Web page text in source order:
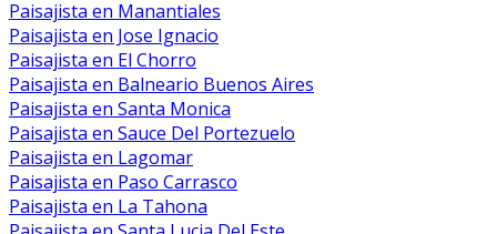
Paisajista en Manantiales
Paisajista en Jose Ignacio
Paisajista en El Chorro
Paisajista en Balneario Buenos Aires
Paisajista en Santa Monica
Paisajista en Sauce Del Portezuelo
Paisajista en Lagomar
Paisajista en Paso Carrasco
Paisajista en La Tahona